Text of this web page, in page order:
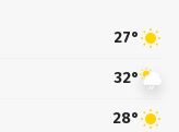
27°
32°
28°